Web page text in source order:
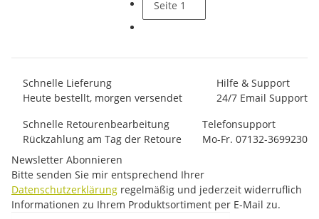
Seite 1
Schnelle Lieferung
Heute bestellt, morgen versendet
Hilfe & Support
24/7 Email Support
Schnelle Retourenbearbeitung
Rückzahlung am Tag der Retoure
Telefonsupport
Mo-Fr. 07132-3699230
Newsletter Abonnieren
Bitte senden Sie mir entsprechend Ihrer
Datenschutzerklärung regelmäßig und jederzeit widerruflich
Informationen zu Ihrem Produktsortiment per E-Mail zu.